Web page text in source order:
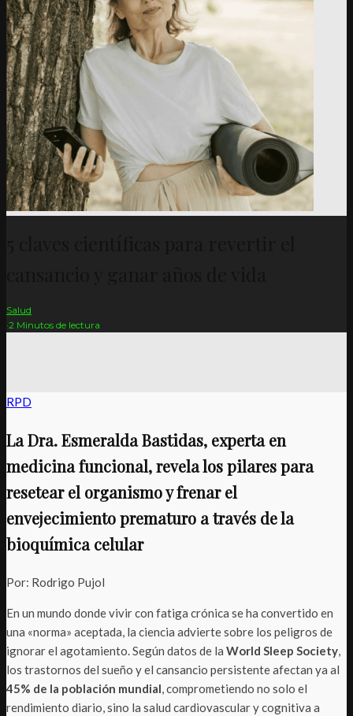
Salud
·2 Minutos de lectura
RPD
La Dra. Esmeralda Bastidas, experta en
medicina funcional, revela los pilares para
resetear el organismo y frenar el
envejecimiento prematuro a través de la
bioquímica celular
Por: Rodrigo Pujol
En un mundo donde vivir con fatiga crónica se ha convertido en
una «norma» aceptada, la ciencia advierte sobre los peligros de
ignorar el agotamiento. Según datos de la World Sleep Society,
los trastornos del sueño y el cansancio persistente afectan ya al
45% de la población mundial, comprometiendo no solo el
rendimiento diario, sino la salud cardiovascular y cognitiva a